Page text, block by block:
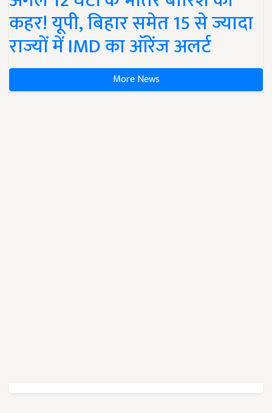
कहर! यूपी, बिहार समेत 15 से ज्यादा
राज्यों में IMD का ऑरेंज अलर्ट
More News